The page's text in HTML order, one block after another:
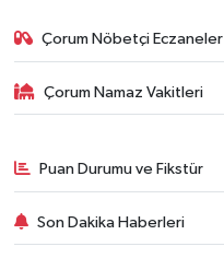
Çorum Nöbetçi Eczaneler
Çorum Namaz Vakitleri
Puan Durumu ve Fikstür
Son Dakika Haberleri